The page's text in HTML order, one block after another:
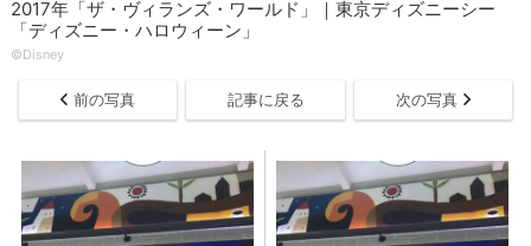
2017年「ザ・ヴィランズ・ワールド」｜東京ディズニーシー
「ディズニー・ハロウィーン」
©Disney
前の写真 記事に戻る 次の写真